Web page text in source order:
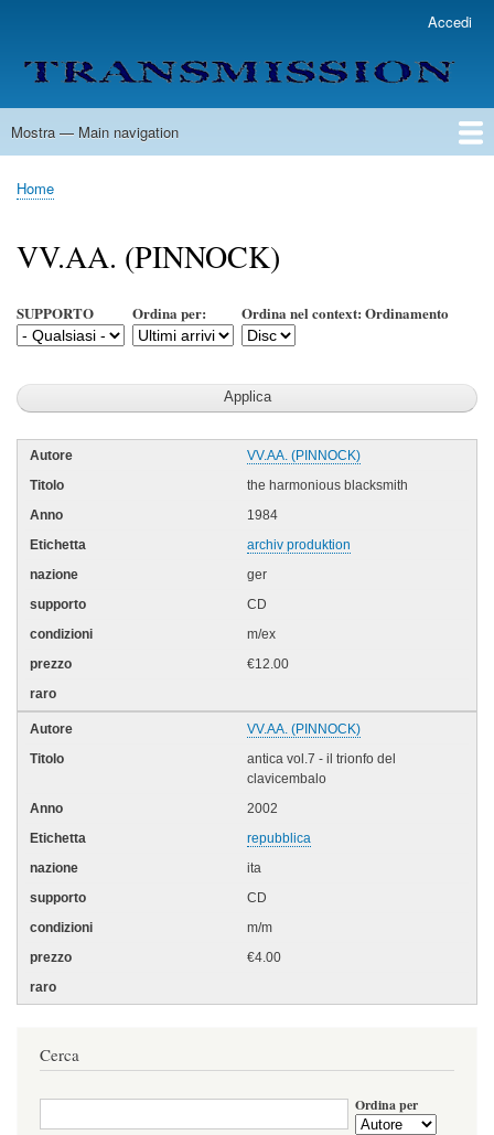
contenuto
principale
account
menu
Accedi
Main
Mostra — Main navigation
Home
Lista Autori
Contatti
Spedizione & Consegna
Legenda
Condizioni per l'uso
Briciole
pane
Home
VV.AA. (PINNOCK)
SUPPORTO Ordina per: Ordina nel context: Ordinamento
VV.AA. (PINNOCK)
the harmonious blacksmith
1984
archiv produktion
ger
CD
m/ex
€12.00
VV.AA. (PINNOCK)
antica vol.7 - il trionfo del
clavicembalo
2002
repubblica
ita
CD
m/m
€4.00
Cerca
Ordina per